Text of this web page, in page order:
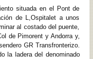
situada en el Pont de
de L,Ospitalet a unos
al costado del puente,
de Pimorent y Andorra y,
GR Transfronterizo.
la ladera del denominado